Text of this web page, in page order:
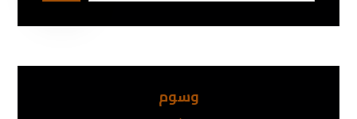
وسوم